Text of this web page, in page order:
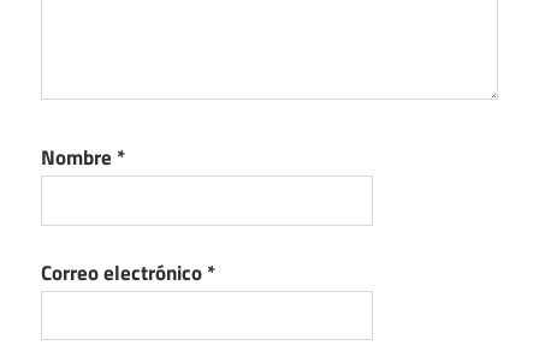
Nombre *
Correo electrónico*